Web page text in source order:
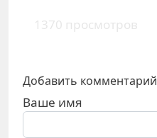
1370 просмотров
Добавить комментарий
Ваше имя